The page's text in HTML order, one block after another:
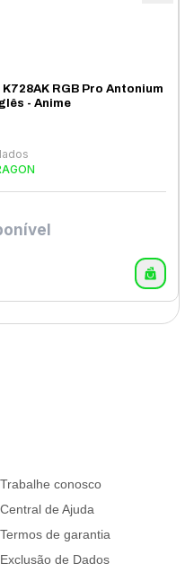
RGB Pro Antonium
- Anime
Trabalhe conosco
Central de Ajuda
Termos de garantia
Exclusão de Dados